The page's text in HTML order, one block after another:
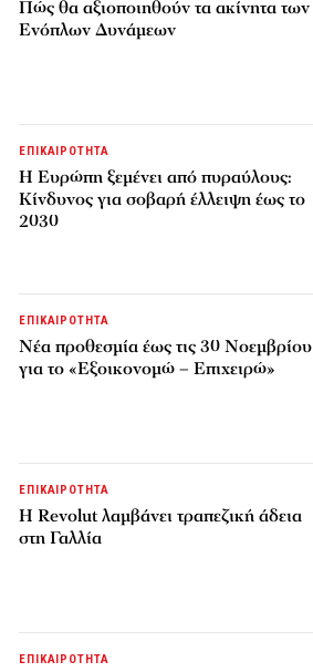
Πώς θα αξιοποιηθούν τα ακίνητα των
Ενόπλων Δυνάμεων
ΕΠΙΚΑΙΡΟΤΗΤΑ
H Ευρώπη ξεμένει από πυραύλους:
Κίνδυνος για σοβαρή έλλειψη έως το
2030
ΕΠΙΚΑΙΡΟΤΗΤΑ
Νέα προθεσμία έως τις 30 Νοεμβρίου
για το «Εξοικονομώ – Επιχειρώ»
ΕΠΙΚΑΙΡΟΤΗΤΑ
Η Revolut λαμβάνει τραπεζική άδεια
στη Γαλλία
ΕΠΙΚΑΙΡΟΤΗΤΑ